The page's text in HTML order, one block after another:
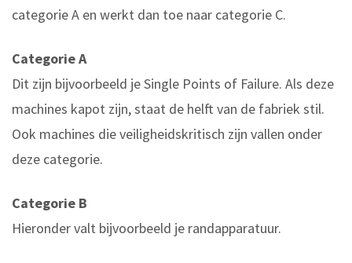
categorie A en werkt dan toe naar categorie C.
Categorie A
Dit zijn bijvoorbeeld je Single Points of Failure. Als deze
machines kapot zijn, staat de helft van de fabriek stil.
Ook machines die veiligheidskritisch zijn vallen onder
deze categorie.
Categorie B
Hieronder valt bijvoorbeeld je randapparatuur.